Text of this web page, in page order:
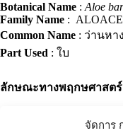
จัดการ
Botanical Name : Aloe
Family Name :
Common Name : ว่านหา
Part Used : ใบ
ลักษณะทางพฤกษศาสตร์
: ไม้ล้มลุ